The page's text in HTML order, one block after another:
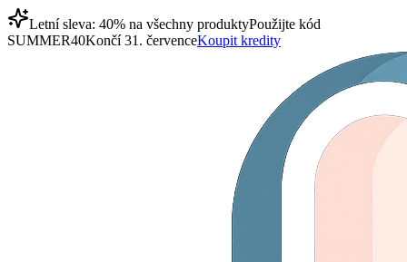
Letní sleva: 40% na všechny produktyPoužijte kód
SUMMER40Končí 31. červenceKoupit kredity